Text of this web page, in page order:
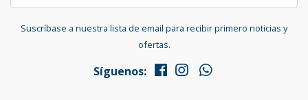
Suscríbase a nuestra lista de email para recibir primero noticias y
ofertas.
Síguenos: